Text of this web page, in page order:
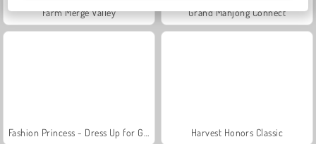
Farm Merge Valley Grand Mahjong Connect
Harvest Honors Classic